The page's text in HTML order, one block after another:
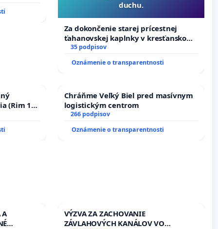
duchu.
Za dokončenie starej prícestnej
ťahanovskej kaplnky v kresťanskom
duchu.
35 podpisov
Oznámenie o transparentnosti
(Rim 10,
Chráňme Veľký Biel pred masívnym
logistickým centrom
266 podpisov
Oznámenie o transparentnosti
A
VÝZVA ZA ZACHOVANIE
ZÁVLAHOVÝCH KANÁLOV VO